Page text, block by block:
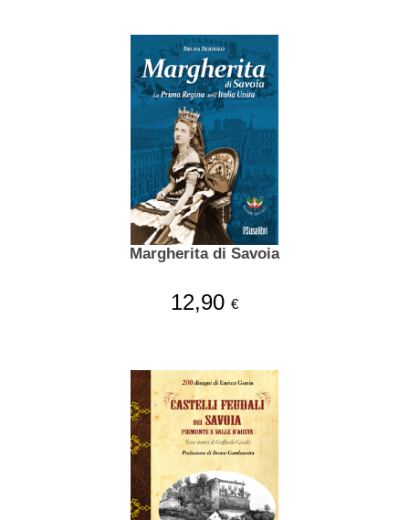
Margherita di Savoia
12,90 €